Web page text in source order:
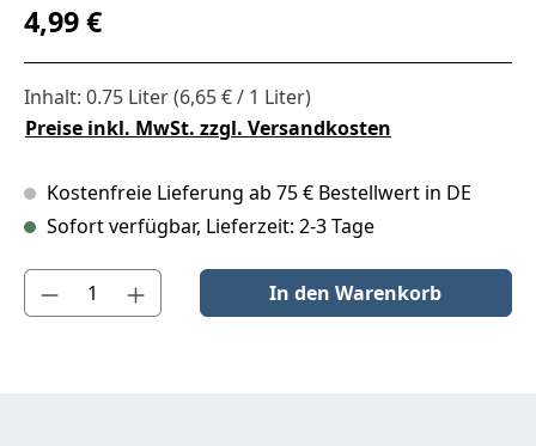
Regulärer Preis:
4,99 €
Inhalt: 0.75 Liter(6,65 € / 1 Liter)
Preise inkl. MwSt. zzgl. Versandkosten
Kostenfreie Lieferung ab 75 € Bestellwert in DE
Sofort verfügbar, Lieferzeit: 2-3 Tage
Produkt Anzahl: Gib den gewünschten Wert ein oder benutze
In den Warenkorb